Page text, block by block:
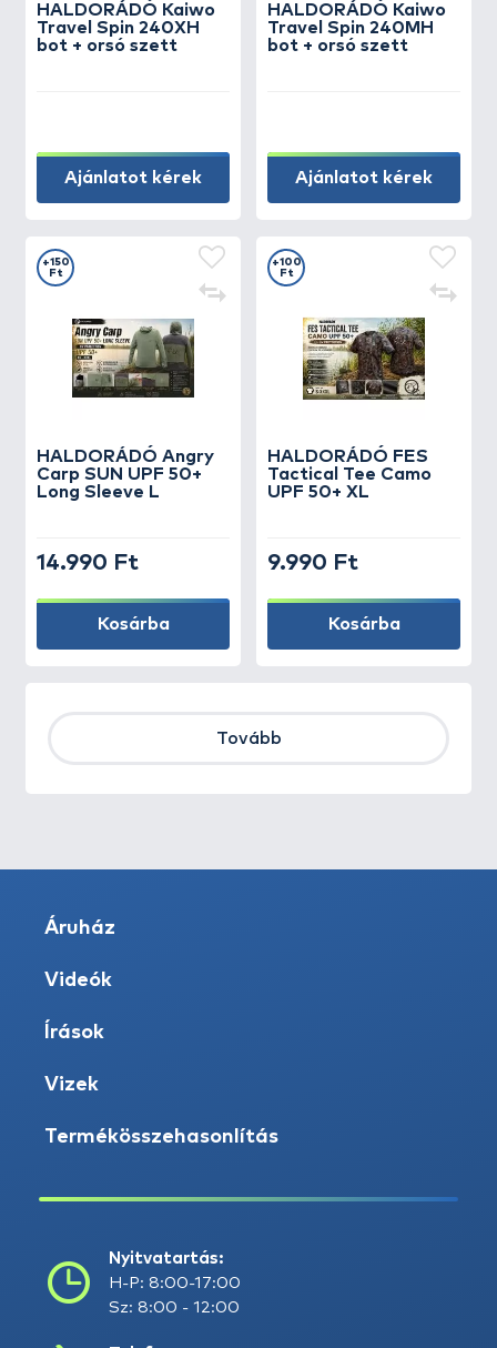
HALDORÁDÓ Kaiwo
Travel Spin 240XH
bot + orsó szett
Ajánlatot kérek
HALDORÁDÓ Kaiwo
Travel Spin 240MH
bot + orsó szett
Ajánlatot kérek
HALDORÁDÓ Angry
Carp SUN UPF 50+
Long Sleeve L
+150
Ft
14.990 Ft
Kosárba
HALDORÁDÓ FES
Tactical Tee Camo
UPF 50+ XL
+100
Ft
9.990 Ft
Kosárba
Tovább
Áruház
Videók
Írások
Vizek
Termékösszehasonlítás
Nyitvatartás:
H-P: 8:00-17:00
Sz: 8:00 - 12:00